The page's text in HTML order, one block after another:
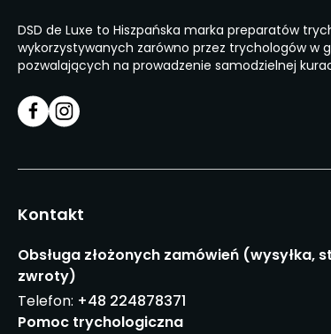
DSD de Luxe to Hiszpańska marka preparatów
wykorzystywanych zarówno przez trychologów w
pozwalających na prowadzenie samodzielnej
Kontakt
Obsługa złożonych zamówień (wysyłka,
zwroty)
Telefon: +48 224878371
Pomoc trychologiczna